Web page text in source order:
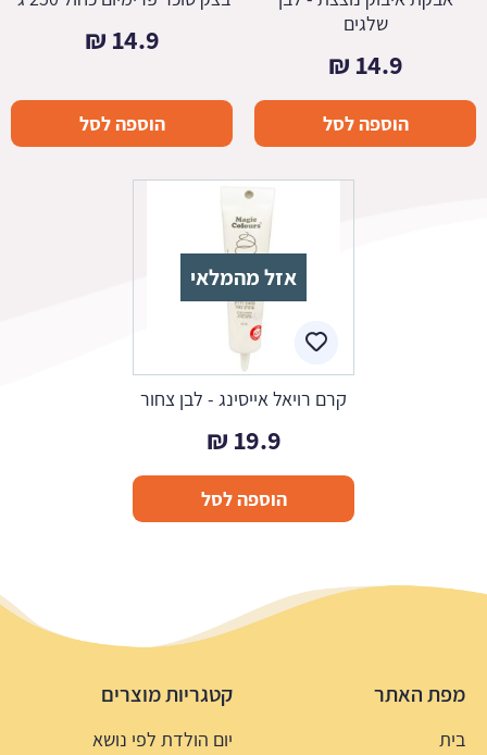
שלגים
14.9
₪
הוספה לסל
14.9
₪
הוספה לסל
אזל מהמלאי
קרם רויאל אייסינג - לבן צחור
19.9
₪
הוספה לסל
מפת האתר
בית
קטגריות מוצרים
יום הולדת לפי נושא